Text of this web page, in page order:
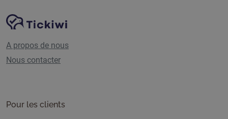
Navigation du sitePlate-forme Tickiwi
A propos de nous
Nous contacter
Pour les clients